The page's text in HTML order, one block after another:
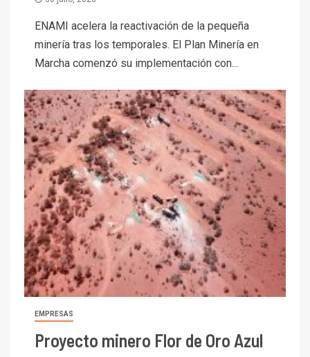
ENAMI acelera la reactivación de la pequeña
minería tras los temporales. El Plan Minería en
Marcha comenzó su implementación con...
EMPRESAS
Proyecto minero Flor de Oro Azul